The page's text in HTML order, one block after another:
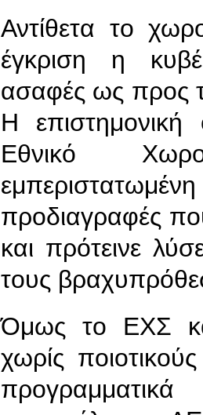
Αντίθετα το
έγκριση η
ασαφές ως προς
Η
Εθνικό
προδιαγραφές
και πρότεινε
τους
Όμως το ΕΧΣ
χωρίς